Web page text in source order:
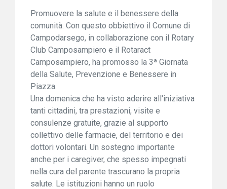
Promuovere la salute e il benessere della
comunità. Con questo obbiettivo il Comune di
Campodarsego, in collaborazione con il Rotary
Club Camposampiero e il Rotaract
Camposampiero, ha promosso la 3ª Giornata
della Salute, Prevenzione e Benessere in
Piazza.
Una domenica che ha visto aderire all'iniziativa
tanti cittadini, tra prestazioni, visite e
consulenze gratuite, grazie al supporto
collettivo delle farmacie, del territorio e dei
dottori volontari. Un sostegno importante
anche per i caregiver, che spesso impegnati
nella cura del parente trascurano la propria
salute. Le istituzioni hanno un ruolo